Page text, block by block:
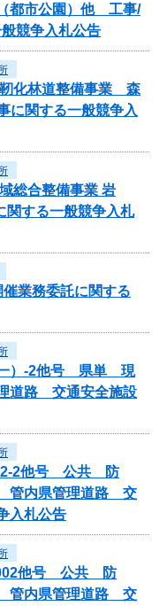
都市公園）他 工事/
競争入札公告
化林道整備事業 森
に関する一般競争入
総合整備事業 岩
関する一般競争入札
業務委託に関する
一）-2他号 県単 現
道路 交通安全施設
2他号 公共 防
管内県管理道路 交
入札公告
他号 公共 防
管内県管理道路 交